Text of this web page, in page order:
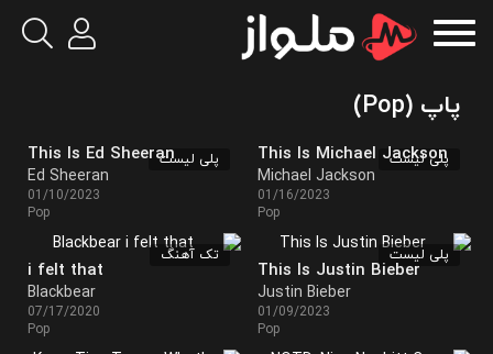
پاپ (Pop)
پلی لیست
This Is Michael Jackson
Michael Jackson
01/16/2023
Pop
پلی لیستThis Is Ed Sheeran
Ed Sheeran
01/10/2023
Pop
پلی لیست
This Is Justin Bieber
Justin Bieber
01/09/2023
Pop
تک آهنگ
i felt that
Blackbear
07/17/2020
Pop